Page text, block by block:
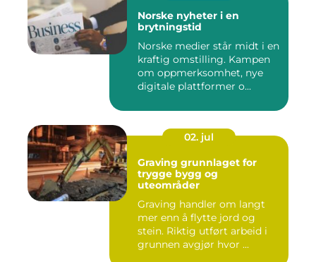
Norske nyheter i en
brytningstid
Norske medier står midt i en
kraftig omstilling. Kampen
om oppmerksomhet, nye
digitale plattformer o...
02. jul
Graving grunnlaget for
trygge bygg og
uteområder
Graving handler om langt
mer enn å flytte jord og
stein. Riktig utført arbeid i
grunnen avgjør hvor ...